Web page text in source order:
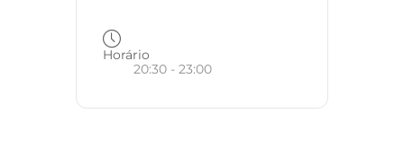
Horário
20:30 - 23:00